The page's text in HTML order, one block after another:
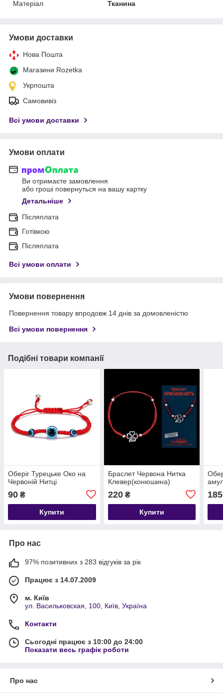
Матеріал
Тканина
Умови доставки
Нова Пошта
Магазини Rozetka
Укрпошта
Самовивіз
Всі умови доставки
Умови оплати
Ви отримаєте замовлення
або гроші повернуться на вашу картку
Детальніше
Післяплата
Готівкою
Післяплата
Всі умови оплати
Умови повернення
Повернення товару впродовж 14 днів за домовленістю
Всі умови повернення
Подібні товари компанії
Оберіг Турецьке Око на
Червоній Нитці
90 ₴
Купити
Браслет Червона Нитка
Клевер(конюшина)
220₴
Купити
185
Про нас
97% позитивних з 283 відгуків за рік
Працює з 14.07.2009
м. Київ
ул. Васильковская, 100, Київ, Україна
Контакти
Сьогодні працює з 10:00 до 24:00
Показати весь графік роботи
Про нас